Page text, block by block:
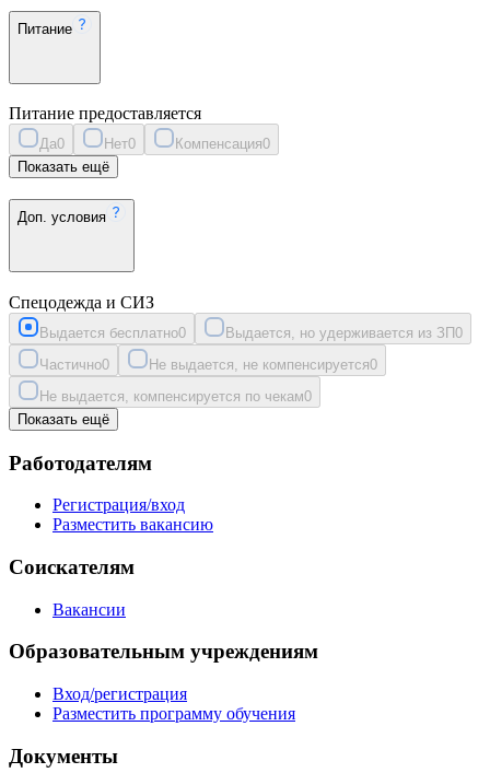
Питание
Питание предоставляется
Да0 Нет0 Компенсация0
Показать ещё
Доп. условия
Спецодежда и СИЗ
Выдается бесплатно0 Выдается, но удерживается из ЗП0
Частично0 Не выдается, не компенсируется0
Не выдается, компенсируется по чекам0
Показать ещё
Работодателям
Регистрация/вход
Разместить вакансию
Соискателям
Вакансии
Образовательным учреждениям
Вход/регистрация
Разместить программу обучения
Документы